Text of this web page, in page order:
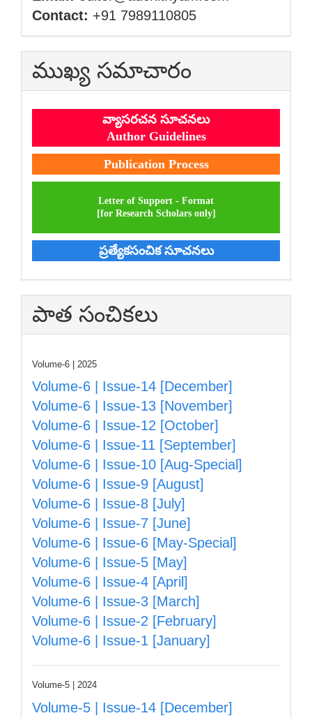
Contact: +91 7989110805
ముఖ్య సమాచారం
వ్యాసరచన సూచనలు
Author Guidelines
Publication Process
Letter of Support - Format
[for Research Scholars only]
ప్రత్యేకసంచిక సూచనలు
పాత సంచికలు
Volume-6 | 2025
Volume-6 | Issue-14 [December]
Volume-6 | Issue-13 [November]
Volume-6 | Issue-12 [October]
Volume-6 | Issue-11 [September]
Volume-6 | Issue-10 [Aug-Special]
Volume-6 | Issue-9 [August]
Volume-6 | Issue-8 [July]
Volume-6 | Issue-7 [June]
Volume-6 | Issue-6 [May-Special]
Volume-6 | Issue-5 [May]
Volume-6 | Issue-4 [April]
Volume-6 | Issue-3 [March]
Volume-6 | Issue-2 [February]
Volume-6 | Issue-1 [January]
Volume-5 | 2024
Volume-5 | Issue-14 [December]